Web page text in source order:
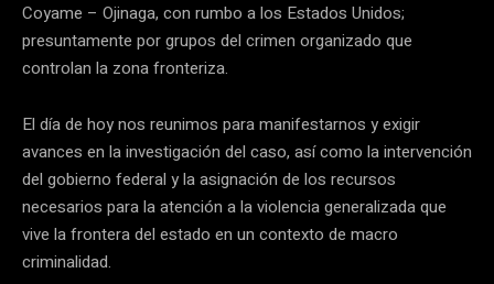
Coyame – Ojinaga, con rumbo a los Estados Unidos;
presuntamente por grupos del crimen organizado que
controlan la zona fronteriza.
El día de hoy nos reunimos para manifestarnos y exigir
avances en la investigación del caso, así como la intervención
del gobierno federal y la asignación de los recursos
necesarios para la atención a la violencia generalizada que
vive la frontera del estado en un contexto de macro
criminalidad.